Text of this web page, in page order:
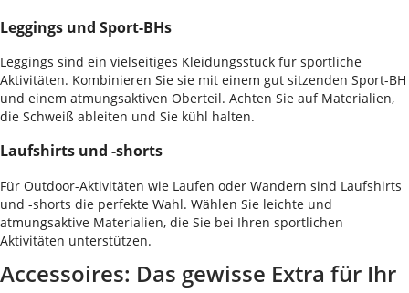
Leggings und Sport-BHs
Leggings sind ein vielseitiges Kleidungsstück für sportliche
Aktivitäten. Kombinieren Sie sie mit einem gut sitzenden Sport-BH
und einem atmungsaktiven Oberteil. Achten Sie auf Materialien,
die Schweiß ableiten und Sie kühl halten.
Laufshirts und -shorts
Für Outdoor-Aktivitäten wie Laufen oder Wandern sind Laufshirts
und -shorts die perfekte Wahl. Wählen Sie leichte und
atmungsaktive Materialien, die Sie bei Ihren sportlichen
Aktivitäten unterstützen.
Accessoires: Das gewisse Extra für Ihr